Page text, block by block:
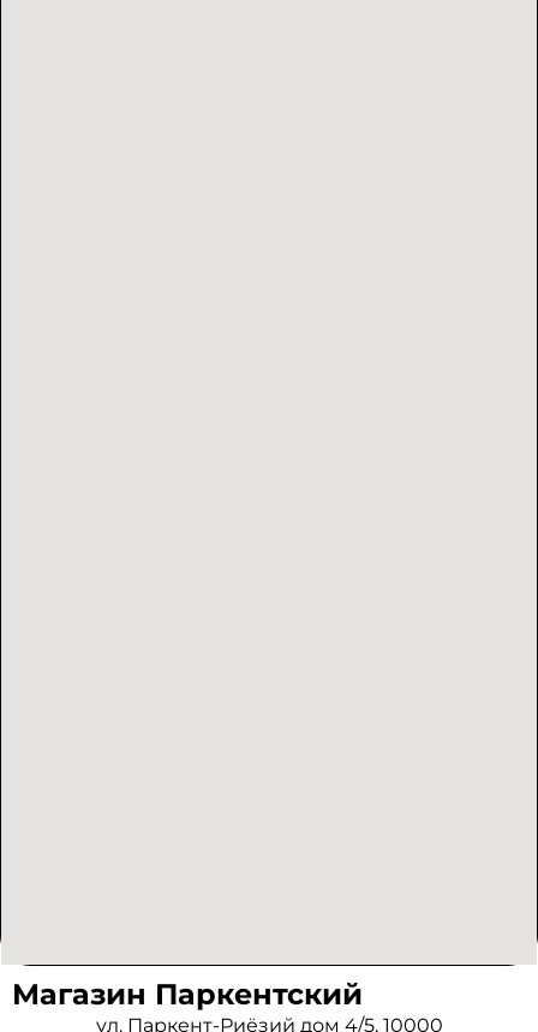
Магазин Паркентский
ул. Паркент-Риёзий дом 4/5, 10000